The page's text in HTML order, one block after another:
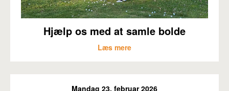
Hjælp os med at samle bolde
Læs mere
Mandag 23. februar 2026